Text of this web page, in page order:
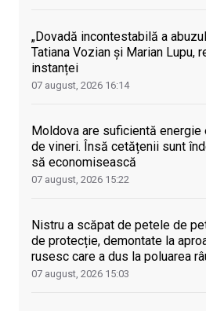
„Dovadă incontestabilă a
Tatiana Vozian și Marian Lupu,
instanței
07 august, 2026 16:14
Moldova are suficientă
de vineri. Însă cetățenii sunt
să economisească
07 august, 2026 15:22
Nistru a scăpat de petele de
de protecție, demontate la
rusesc care a dus la poluarea
07 august, 2026 15:03